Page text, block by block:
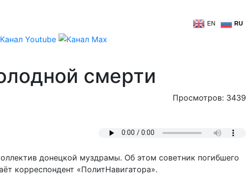
EN RU
смерти
Просмотров: 3439
донецкой муздрамы. Об этом советник погибшего
корреспондент «ПолитНавигатора».